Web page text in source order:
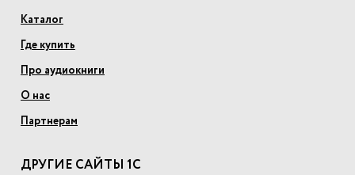
Каталог
Где купить
Про аудиокниги
О нас
Партнерам
ДРУГИЕ САЙТЫ 1С